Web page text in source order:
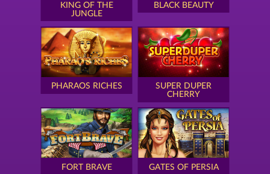
KING OF THE
JUNGLE
BLACK BEAUTY
PHARAOS RICHES
SUPER DUPER
CHERRY
FORT BRAVE GATES OF PERSIA